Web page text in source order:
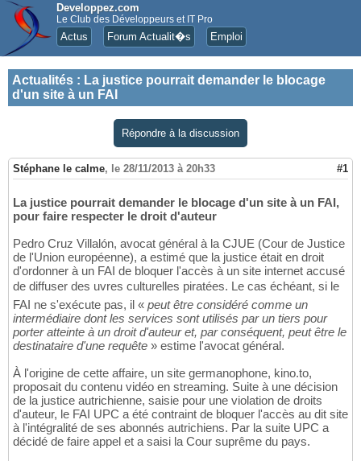
Developpez.com
Le Club des Développeurs et IT Pro
Actus Forum Actualit�s Emploi
Actualités : La justice pourrait demander le blocage
d'un site à un FAI
Répondre à la discussion
Stéphane le calme, le 28/11/2013 à 20h33 #1
La justice pourrait demander le blocage d'un site à un FAI,
pour faire respecter le droit d'auteur
Pedro Cruz Villalón, avocat général à la CJUE (Cour de Justice
de l'Union européenne), a estimé que la justice était en droit
d'ordonner à un FAI de bloquer l'accès à un site internet accusé
de diffuser des uvres culturelles piratées. Le cas échéant, si le
FAI ne s'exécute pas, il « peut être considéré comme un
intermédiaire dont les services sont utilisés par un tiers pour
porter atteinte à un droit d'auteur et, par conséquent, peut être le
destinataire d'une requête » estime l'avocat général.
À l'origine de cette affaire, un site germanophone, kino.to,
proposait du contenu vidéo en streaming. Suite à une décision
de la justice autrichienne, saisie pour une violation de droits
d'auteur, le FAI UPC a été contraint de bloquer l'accès au dit site
à l'intégralité de ses abonnés autrichiens. Par la suite UPC a
décidé de faire appel et a saisi la Cour suprême du pays.